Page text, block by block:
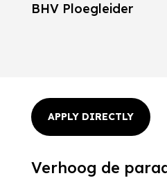
BHV Ploegleider
APPLY DIRECTLY
Verhoog de